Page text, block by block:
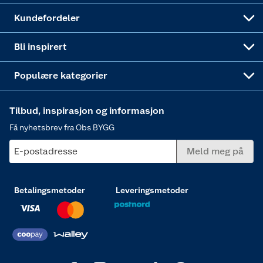
Kundefordeler
Bli inspirert
Populære kategorier
Tilbud, inspirasjon og informasjon
Få nyhetsbrev fra Obs BYGG
E-postadresse Meld meg på
Betalingsmetoder Leveringsmetoder